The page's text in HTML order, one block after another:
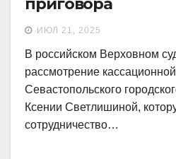
приговора
ИЮЛ 21, 2025
В российском Верховном
рассмотрение
Севастопольского
Ксении Светлишиной,
сотрудничество…